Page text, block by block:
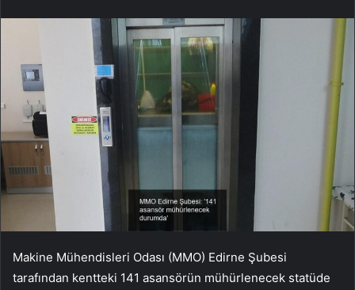
Makine Mühendisleri Odası (MMO) Edirne Şubesi
tarafından kentteki 141 asansörün mühürlenecek statüde